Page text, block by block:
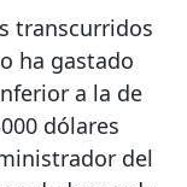
transcurridos
ha gastado
a la de
dólares
del